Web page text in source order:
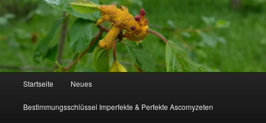
Startseite Neues
Bestimmungsschlüssel Imperfekte & Perfekte Ascomyzeten